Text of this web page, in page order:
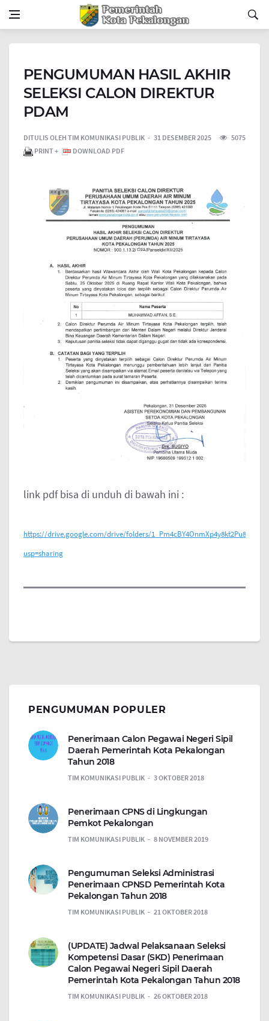
PENGUMUMAN HASIL AKHIR
SELEKSI CALON DIREKTUR
PDAM
DITULIS OLEH TIM KOMUNIKASI PUBLIK 31 DESEMBER 2025
5075
PRINT +
DOWNLOAD PDF
link pdf bisa di unduh di bawah ini :
https://drive.google.com/drive/folders/
usp=sharing
PENGUMUMAN POPULER
Penerimaan Calon Pegawai Negeri Sipil
Daerah Pemerintah Kota Pekalongan
Tahun 2018
TIM KOMUNIKASI PUBLIK 3 OKTOBER 2018
Penerimaan CPNS di Lingkungan
Pemkot Pekalongan
TIM KOMUNIKASI PUBLIK 8 NOVEMBER 2019
Pengumuman Seleksi Administrasi
Penerimaan CPNSD Pemerintah Kota
Pekalongan Tahun 2018
TIM KOMUNIKASI PUBLIK 21 OKTOBER 2018
(UPDATE) Jadwal Pelaksanaan Seleksi
Kompetensi Dasar (SKD) Penerimaan
Calon Pegawai Negeri Sipil Daerah
Pemerintah Kota Pekalongan Tahun 2018
TIM KOMUNIKASI PUBLIK 26 OKTOBER 2018